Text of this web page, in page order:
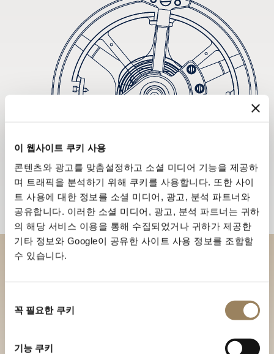
이 웹사이트 쿠키 사용
콘텐츠와 광고를 맞춤설정하고 소셜 미디어 기능을 제공하
며 트래픽을 분석하기 위해 쿠키를 사용합니다. 또한 사이
트 사용에 대한 정보를 소셜 미디어, 광고, 분석 파트너와
공유합니다. 이러한 소셜 미디어, 광고, 분석 파트너는 귀하
의 해당 서비스 이용을 통해 수집되었거나 귀하가 제공한
기타 정보와 Google이 공유한 사이트 사용 정보를 조합할
수 있습니다.
꼭 필요한 쿠키
기능 쿠키